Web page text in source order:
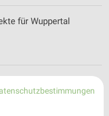
für Wuppertal